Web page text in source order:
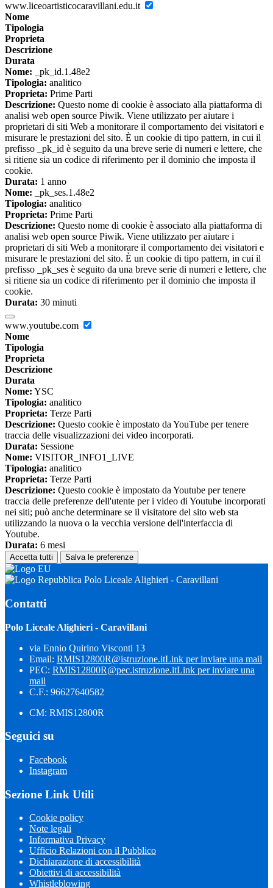
www.liceoartisticocaravillani.edu.it
Nome
Tipologia
Proprieta
Descrizione
Durata
Nome: _pk_id.1.48e2
Tipologia: analitico
Proprieta: Prime Parti
Descrizione: Questo nome di cookie è associato alla piattaforma di
analisi web open source Piwik. Viene utilizzato per aiutare i
proprietari di siti Web a monitorare il comportamento dei visitatori e
misurare le prestazioni del sito. È un cookie di tipo pattern, in cui il
prefisso _pk_id è seguito da una breve serie di numeri e lettere, che
si ritiene sia un codice di riferimento per il dominio che imposta il
cookie.
Durata: 1 anno
Nome: _pk_ses.1.48e2
Tipologia: analitico
Proprieta: Prime Parti
Descrizione: Questo nome di cookie è associato alla piattaforma di
analisi web open source Piwik. Viene utilizzato per aiutare i
proprietari di siti Web a monitorare il comportamento dei visitatori e
misurare le prestazioni del sito. È un cookie di tipo pattern, in cui il
prefisso _pk_ses è seguito da una breve serie di numeri e lettere, che
si ritiene sia un codice di riferimento per il dominio che imposta il
cookie.
Durata: 30 minuti
www.youtube.com
Nome
Tipologia
Proprieta
Descrizione
Durata
Nome: YSC
Tipologia: analitico
Proprieta: Terze Parti
Descrizione: Questo cookie è impostato da YouTube per tenere
traccia delle visualizzazioni dei video incorporati.
Durata: Sessione
Nome: VISITOR_INFO1_LIVE
Tipologia: analitico
Proprieta: Terze Parti
Descrizione: Questo cookie è impostato da Youtube per tenere
traccia delle preferenze dell'utente per i video di Youtube incorporati
nei siti; può anche determinare se il visitatore del sito web sta
utilizzando la nuova o la vecchia versione dell'interfaccia di
Youtube.
Durata: 6 mesi
Accetta tutti Salva le preferenze
Polo Liceale Alighieri - Caravillani
Contatti
Polo Liceale Alighieri - Caravillani
via Ennio Quirino Visconti 13
Email: RMIS12800R@istruzione.itLink per inviare una mail
PEC: RMIS12800R@pec.istruzione.itLink per inviare una
mail
C.F.: 96627640582
CM: RMIS12800R
Seguici su
Facebook
Instagram
Sezione Link Utili
Cookie policy
Note legali
Informativa Privacy
Ufficio Relazioni con il Pubblico
Dichiarazione di accessibilità
Obiettivi di accessibilità
Whistleblowing